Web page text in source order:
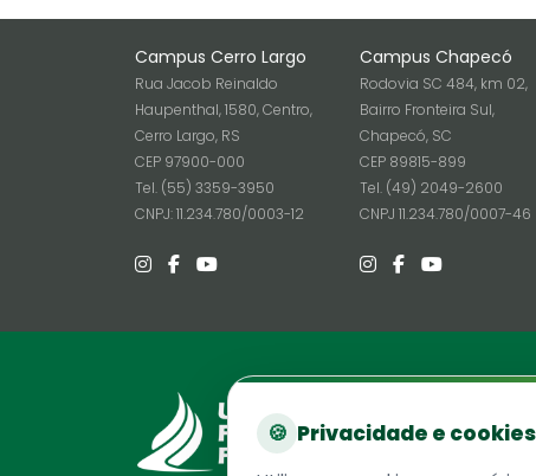
Campus Cerro Largo
Rua Jacob Reinaldo
Haupenthal, 1580, Centro,
Cerro Largo, RS
CEP 97900-000
Tel. (55) 3359-3950
CNPJ: 11.234.780/0003-12
Campus Chapecó
Rodovia SC 484, km 02,
Bairro Fronteira Sul,
Chapecó, SC
CEP 89815-899
Tel. (49) 2049-2600
CNPJ 11.234.780/0007-46
🍪 Privacidade e cookies